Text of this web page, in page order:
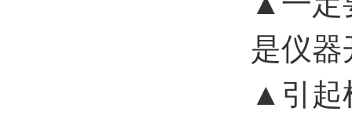
是仪
▲引起